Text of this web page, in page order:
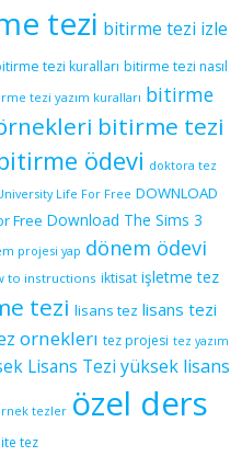
tezi bitirme tezi izle
tezi kuralları bitirme tezi nasıl
tezi yazım kuralları bitirme
bitirme tezi
ödevi doktora tez
Life For Free DOWNLOAD
Free Download The Sims 3
projesi yap dönem ödevi
to instructions iktisat işletme tez
tezi lisans tez lisans tezi
orneklerı tez projesi tez yazım
Lisans Tezi yüksek lisans
tezler özel ders
tez